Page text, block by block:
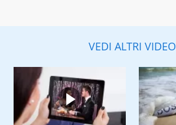
VEDI ALTRI VIDEO